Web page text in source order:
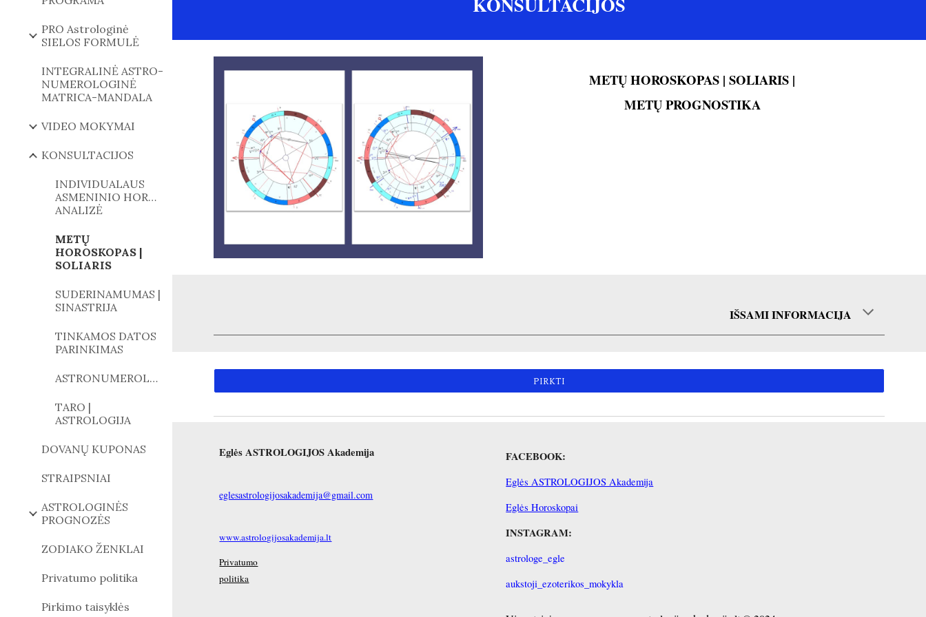
PRO Astrologinė
SIELOS FORMULĖ
INTEGRALINĖ ASTRO-
NUMEROLOGINĖ
MATRICA-MANDALA
VIDEO MOKYMAI
KONSULTACIJOS
INDIVIDUALAUS
ASMENINIO HOROSKOPO
ANALIZĖ
METŲ
HOROSKOPAS |
SOLIARIS
SUDERINAMUMAS |
SINASTRIJA
TINKAMOS DATOS
PARINKIMAS
ASTRONUMEROLOGIJA
TARO |
ASTROLOGIJA
DOVANŲ KUPONAS
STRAIPSNIAI
ASTROLOGINĖS
PROGNOZĖS
ZODIAKO ŽENKLAI
Privatumo politika
Pirkimo taisyklės
METŲ HOROSKOPAS | SOLIARIS |
METŲ PROGNOSTIKA
IŠSAMI INFORMACIJA
PIRKTI
Eglės ASTROLOGIJOS Akademija
eglesastrologijosakademija@gmail.com
www.astrologijosakademija.lt
Privatumo
politika
FACEBOOK:
Eglės ASTROLOGIJOS Akademija
Eglės Horoskopai
INSTAGRAM:
astrologe_egle
aukstoji_ezoterikos_mokykla